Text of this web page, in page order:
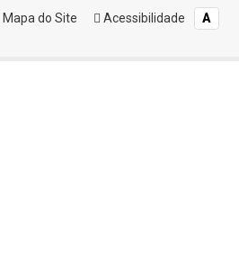
Mapa do Site Acessibilidade
A